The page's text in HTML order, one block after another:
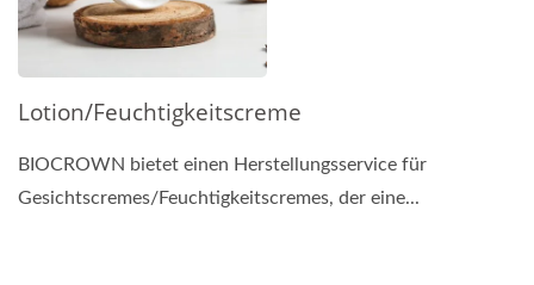
Lotion/Feuchtigkeitscreme
BIOCROWN bietet einen Herstellungsservice für
Gesichtscremes/Feuchtigkeitscremes, der eine...